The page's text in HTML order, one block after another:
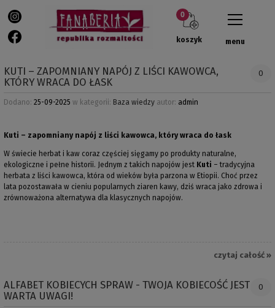
koszyk menu
KUTI – ZAPOMNIANY NAPÓJ Z LIŚCI KAWOWCA,
KTÓRY WRACA DO ŁASK
0
Dodano: 25-09-2025 w kategorii: Baza wiedzy autor: admin
Kuti – zapomniany napój z liści kawowca, który wraca do łask
W świecie herbat i kaw coraz częściej sięgamy po produkty naturalne,
ekologiczne i pełne historii. Jednym z takich napojów jest Kuti – tradycyjna
herbata z liści kawowca, która od wieków była parzona w Etiopii. Choć przez
lata pozostawała w cieniu popularnych ziaren kawy, dziś wraca jako zdrowa i
zrównoważona alternatywa dla klasycznych napojów.
czytaj całość »
ALFABET KOBIECYCH SPRAW - TWOJA KOBIECOŚĆ JEST
WARTA UWAGI!
0